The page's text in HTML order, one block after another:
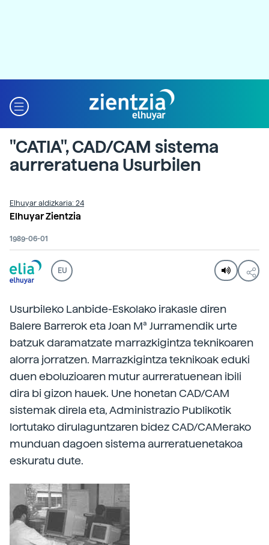
"CATIA", CAD/CAM sistema
aurreratuena Usurbilen
Elhuyar aldizkaria: 24
Elhuyar Zientzia
1989-06-01
EU
Usurbileko Lanbide-Eskolako irakasle diren
Balere Barrerok eta Joan Mª Jurramendik urte
batzuk daramatzate marrazkigintza teknikoaren
alorra jorratzen. Marrazkigintza teknikoak eduki
duen eboluzioaren mutur aurreratuenean ibili
dira bi gizon hauek. Une honetan CAD/CAM
sistemak direla eta, Administrazio Publikotik
lortutako dirulaguntzaren bidez CAD/CAMerako
munduan dagoen sistema aurreratuenetakoa
eskuratu dute.